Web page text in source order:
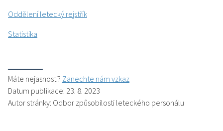
Oddělení letecký rejstřík
Statistika
Máte nejasnosti? Zanechte nám vzkaz
Datum publikace: 23. 8. 2023
Autor stránky: Odbor způsobilosti leteckého personálu